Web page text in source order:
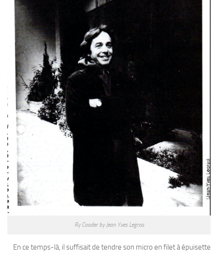
Ry Cooder by Jean Yves Legras
En ce temps-là, il suffisait de tendre son micro en filet à épuisette